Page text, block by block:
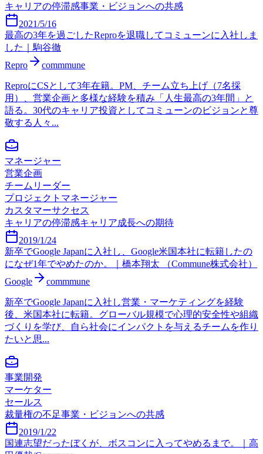
キャリアの停滞感事業・ビジョンへの共感
2021/5/16
最高の3年を過ごしたReproを退職してコミューンに入社しま
した｜駒谷徹
Repro
commmune
ReproにCSとして3年在籍。PM、チーム立ち上げ（7名採
用）、営業企画と多様な経験を積み「人生最高の3年間」と
語る。30代のキャリア投資としてコミューンのビジョンと尊
敬する人々...
マネージャー
営業企画
チームリーダー
プロジェクトマネージャー
カスタマーサクセス
キャリアの停滞感キャリア成長への期待
2019/1/24
新卒でGoogle Japanに入社し、Google米国本社に転籍したの
になぜ1年でやめたのか。｜橋本翔太 （Commune株式会社）
Google
commmune
新卒でGoogle Japanに入社し営業・マーケティングを経験
後、米国本社に転籍。グローバル規模で心理的安全性や組織
づくりを学び、自ら社会にインパクトを与えるチームを作り
たいと思...
事業開発
マーケター
セールス
裁量権の不足事業・ビジョンへの共感
2019/1/22
国連志望だったぼくが、ボスコンに入ってやめるまで。｜高